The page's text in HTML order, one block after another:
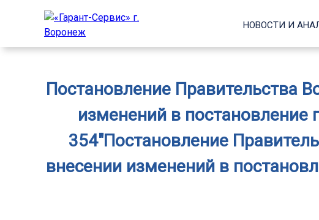
НОВОСТИ И
Постановление Правительства
изменений в постановление
354″Постановление
внесении изменений в